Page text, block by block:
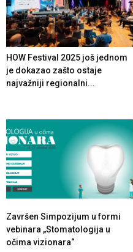
HOW Festival 2025 još jednom
je dokazao zašto ostaje
najvažniji regionalni...
Završen Simpozijum u formi
vebinara „Stomatologija u
očima vizionara“